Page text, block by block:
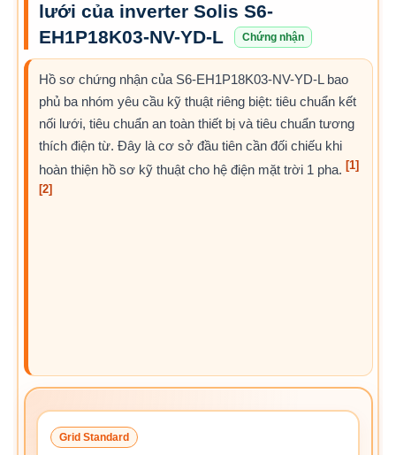
lưới của inverter Solis S6-
EH1P18K03-NV-YD-L
Chứng nhận
Hồ sơ chứng nhận của S6-EH1P18K03-NV-YD-L bao
phủ ba nhóm yêu cầu kỹ thuật riêng biệt: tiêu chuẩn kết
nối lưới, tiêu chuẩn an toàn thiết bị và tiêu chuẩn tương
thích điện từ. Đây là cơ sở đầu tiên cần đối chiếu khi
hoàn thiện hồ sơ kỹ thuật cho hệ điện mặt trời 1 pha. [1]
[2]
Grid Standard